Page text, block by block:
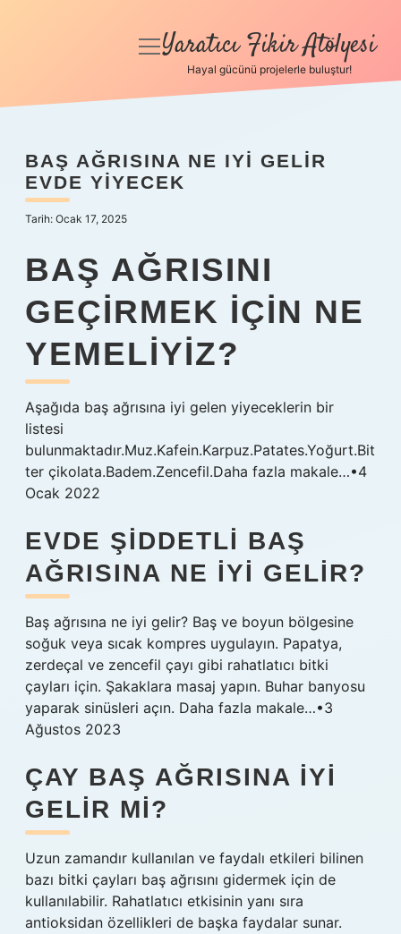
Anasayfa
Yasal Uyarı
Hakkımızda
menüyü
Yaratıcı Fikir Atölyesi
Hayal gücünü projelerle buluştur!
BAŞ AĞRISINA NE IYI GELIR
EVDE YIYECEK
Tarih: Ocak 17, 2025
BAŞ AĞRISINI
GEÇIRMEK IÇIN NE
YEMELIYIZ?
Aşağıda baş ağrısına iyi gelen yiyeceklerin bir
listesi
bulunmaktadır.Muz.Kafein.Karpuz.Patates.Yoğurt.Bit
ter çikolata.Badem.Zencefil.Daha fazla makale…•4
Ocak 2022
EVDE ŞIDDETLI BAŞ
AĞRISINA NE IYI GELIR?
Baş ağrısına ne iyi gelir? Baş ve boyun bölgesine
soğuk veya sıcak kompres uygulayın. Papatya,
zerdeçal ve zencefil çayı gibi rahatlatıcı bitki
çayları için. Şakaklara masaj yapın. Buhar banyosu
yaparak sinüsleri açın. Daha fazla makale…•3
Ağustos 2023
ÇAY BAŞ AĞRISINA IYI
GELIR MI?
Uzun zamandır kullanılan ve faydalı etkileri bilinen
bazı bitki çayları baş ağrısını gidermek için de
kullanılabilir. Rahatlatıcı etkisinin yanı sıra
antioksidan özellikleri de başka faydalar sunar.